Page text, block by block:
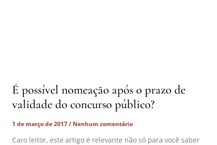
É possível nomeação após o prazo de
validade do concurso público?
1 de março de 2017 Nenhum comentário
Caro leitor, este artigo é relevante não só para você saber